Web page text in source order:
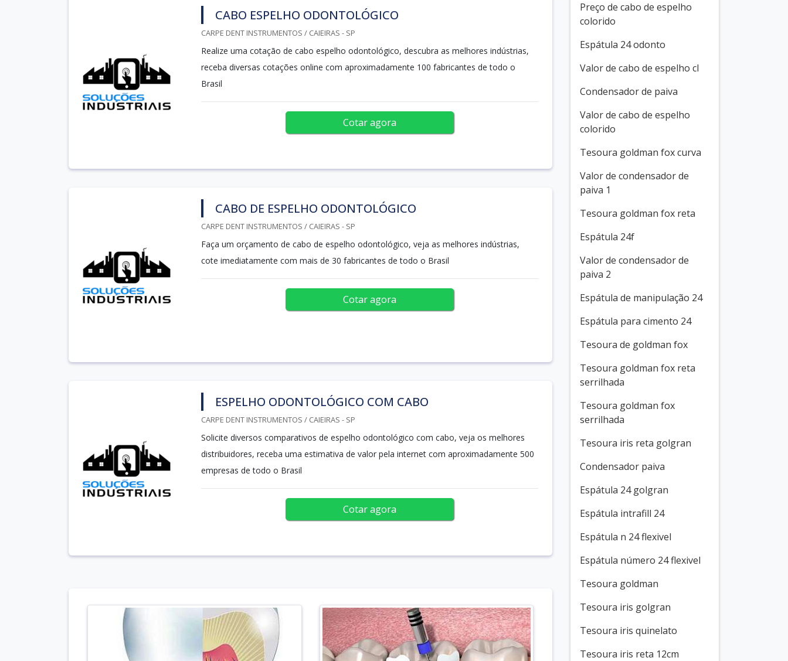
CABO ESPELHO ODONTOLÓGICO
CARPE DENT INSTRUMENTOS / CAIEIRAS - SP
Realize uma cotação de cabo espelho odontológico, descubra as melhores indústrias,
receba diversas cotações online com aproximadamente 100 fabricantes de todo o
Brasil
Cotar agora
CABO DE ESPELHO ODONTOLÓGICO
CARPE DENT INSTRUMENTOS / CAIEIRAS - SP
Faça um orçamento de cabo de espelho odontológico, veja as melhores indústrias,
cote imediatamente com mais de 30 fabricantes de todo o Brasil
Cotar agora
ESPELHO ODONTOLÓGICO COM CABO
CARPE DENT INSTRUMENTOS / CAIEIRAS - SP
Solicite diversos comparativos de espelho odontológico com cabo, veja os melhores
distribuidores, receba uma estimativa de valor pela internet com aproximadamente 500
empresas de todo o Brasil
Cotar agora
Preço de cabo de espelho
colorido
Espátula 24 odonto
Valor de cabo de espelho cl
Condensador de paiva
Valor de cabo de espelho
colorido
Tesoura goldman fox curva
Valor de condensador de
paiva 1
Tesoura goldman fox reta
Espátula 24f
Valor de condensador de
paiva 2
Espátula de manipulação 24
Espátula para cimento 24
Tesoura de goldman fox
Tesoura goldman fox reta
serrilhada
Tesoura goldman fox
serrilhada
Tesoura iris reta golgran
Condensador paiva
Espátula 24 golgran
Espátula intrafill 24
Espátula n 24 flexivel
Espátula número 24 flexivel
Tesoura goldman
Tesoura iris golgran
Tesoura iris quinelato
Tesoura iris reta 12cm